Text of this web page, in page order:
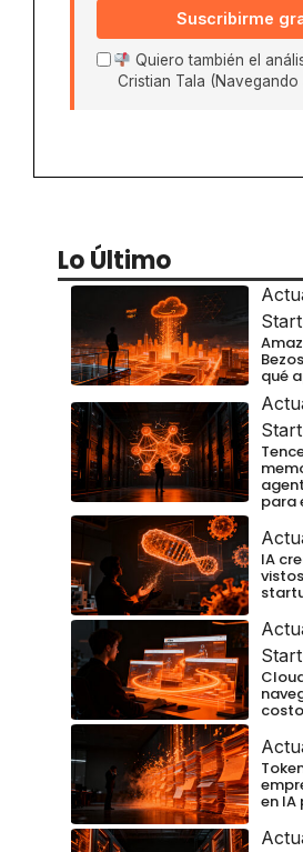
Suscribirme
Quiero también el
Cristian Tala (Navegando
Lo Último
qué
para
IA
en IA